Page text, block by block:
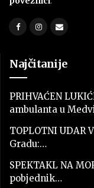
Najčitanije
PRIHVAĆEN
ambulanta u
TOPLOTNI UDAR
Gradu:…
SPEKTAKL NA
pobjednik…